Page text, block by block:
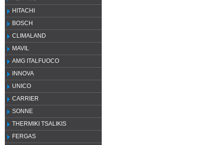
HITACHI
BOSCH
CLIMALAND
MAVIL
AMG ITALFUOCO
INNOVA
UNICO
CARRIER
SONNE
THERMIKI TSALIKIS
FERGAS